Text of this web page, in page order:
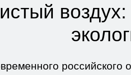
российского